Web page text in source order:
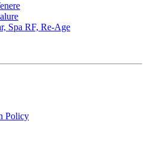
Spa RF, Re-Age
Policy